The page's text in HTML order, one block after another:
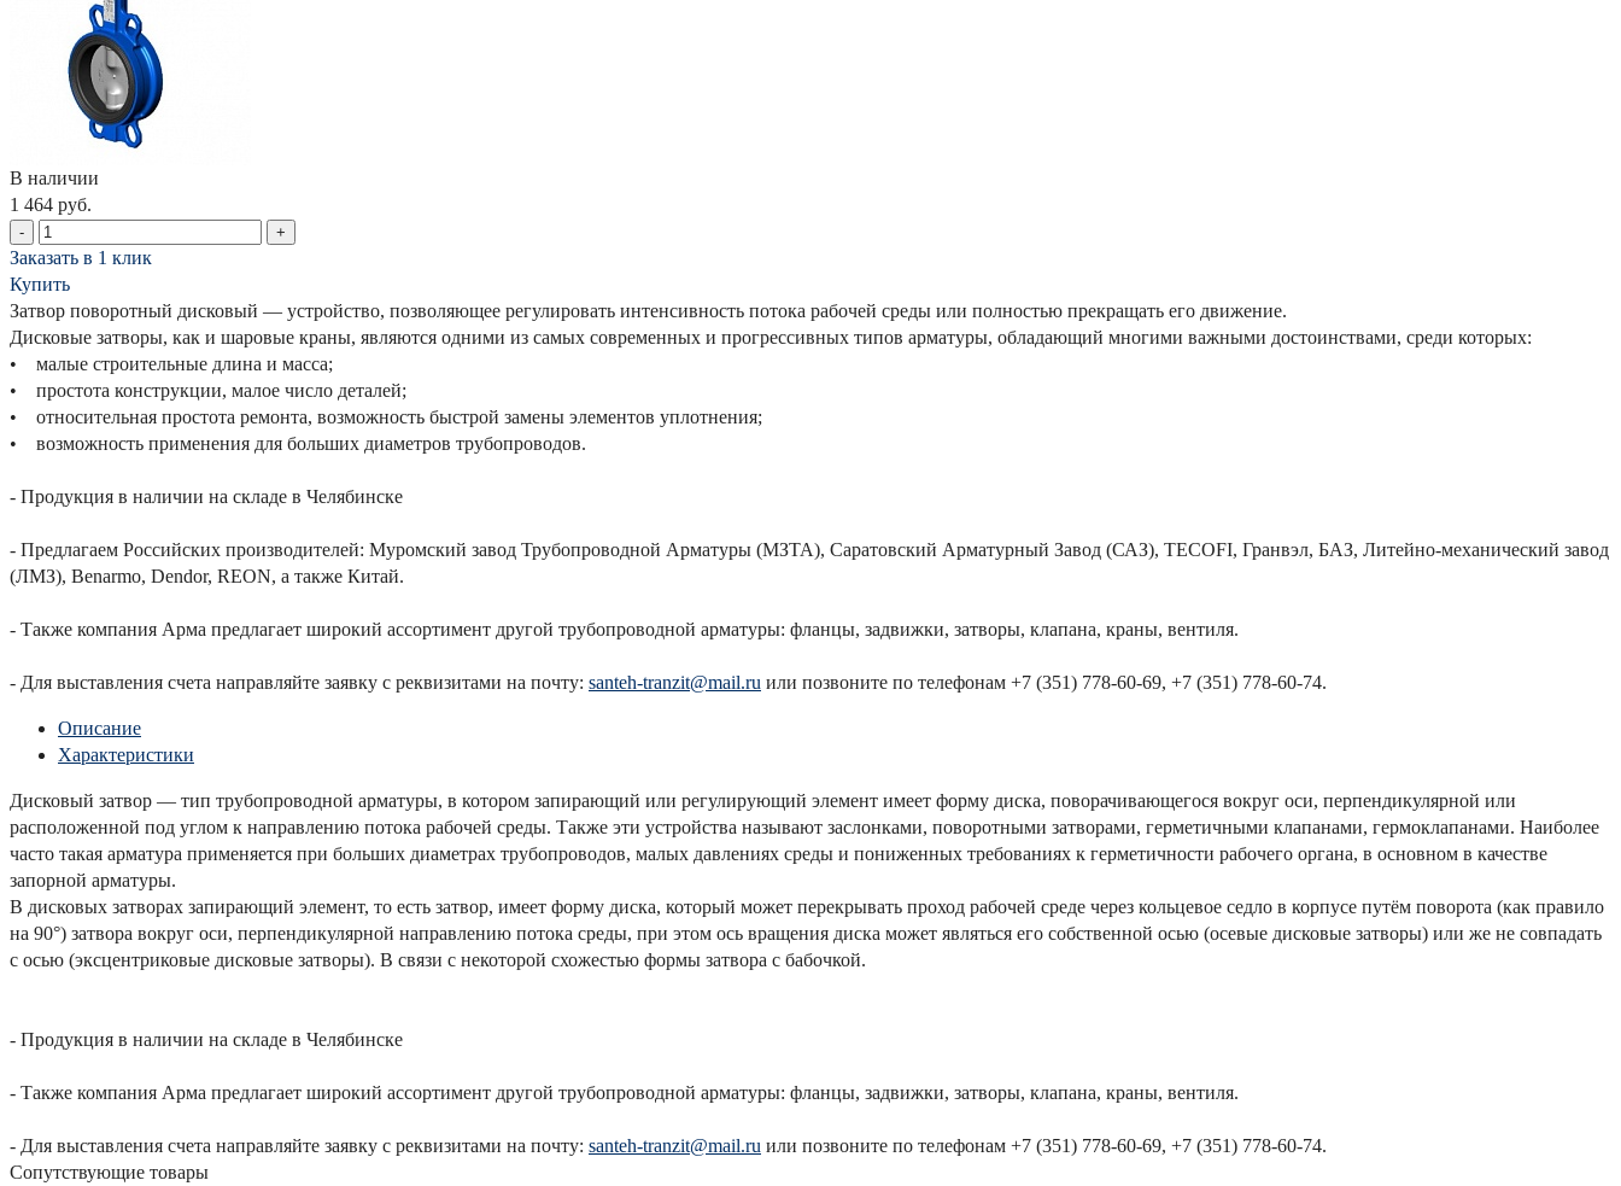
В наличии
1 464 руб.
- +
Заказать в 1 клик
Купить
Затвор поворотный дисковый — устройство, позволяющее регулировать интенсивность потока рабочей среды или полностью прекращать его движение.
Дисковые затворы, как и шаровые краны, являются одними из самых современных и прогрессивных типов арматуры, обладающий многими важными достоинствами, среди которых:
• малые строительные длина и масса;
• простота конструкции, малое число деталей;
• относительная простота ремонта, возможность быстрой замены элементов уплотнения;
• возможность применения для больших диаметров трубопроводов.
- Продукция в наличии на складе в Челябинске
- Предлагаем Российских производителей: Муромский завод Трубопроводной Арматуры (МЗТА), Саратовский Арматурный Завод (САЗ), TECOFI, Гранвэл, БАЗ, Литейно-механический завод
(ЛМЗ), Benarmo, Dendor, REON, а также Китай.
- Также компания Арма предлагает широкий ассортимент другой трубопроводной арматуры: фланцы, задвижки, затворы, клапана, краны, вентиля.
- Для выставления счета направляйте заявку с реквизитами на почту: santeh-tranzit@mail.ru или позвоните по телефонам +7 (351) 778-60-69, +7 (351) 778-60-74.
Описание
Характеристики
Дисковый затвор — тип трубопроводной арматуры, в котором запирающий или регулирующий элемент имеет форму диска, поворачивающегося вокруг оси, перпендикулярной или
расположенной под углом к направлению потока рабочей среды. Также эти устройства называют заслонками, поворотными затворами, герметичными клапанами, гермоклапанами. Наиболее
часто такая арматура применяется при больших диаметрах трубопроводов, малых давлениях среды и пониженных требованиях к герметичности рабочего органа, в основном в качестве
запорной арматуры.
В дисковых затворах запирающий элемент, то есть затвор, имеет форму диска, который может перекрывать проход рабочей среде через кольцевое седло в корпусе путём поворота (как правило
на 90°) затвора вокруг оси, перпендикулярной направлению потока среды, при этом ось вращения диска может являться его собственной осью (осевые дисковые затворы) или же не совпадать
с осью (эксцентриковые дисковые затворы). В связи с некоторой схожестью формы затвора с бабочкой.
- Продукция в наличии на складе в Челябинске
- Также компания Арма предлагает широкий ассортимент другой трубопроводной арматуры: фланцы, задвижки, затворы, клапана, краны, вентиля.
- Для выставления счета направляйте заявку с реквизитами на почту: santeh-tranzit@mail.ru или позвоните по телефонам +7 (351) 778-60-69, +7 (351) 778-60-74.
Сопутствующие товары